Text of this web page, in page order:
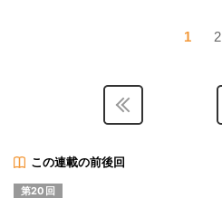
1 2
この連載の前後回
第20回